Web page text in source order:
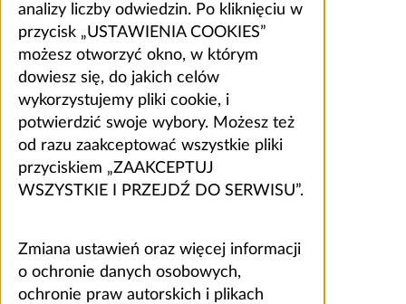
analizy liczby odwiedzin. Po kliknięciu w
przycisk „USTAWIENIA COOKIES”
możesz otworzyć okno, w którym
dowiesz się, do jakich celów
wykorzystujemy pliki cookie, i
potwierdzić swoje wybory. Możesz też
od razu zaakceptować wszystkie pliki
przyciskiem „ZAAKCEPTUJ
WSZYSTKIE I PRZEJDŹ DO SERWISU”.
Zmiana ustawień oraz więcej informacji
o ochronie danych osobowych,
ochronie praw autorskich i plikach